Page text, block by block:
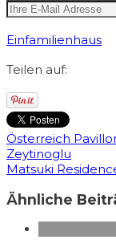
Einfamilienhaus
Teilen auf:
Österreich
Zeytinoglu
Matsuki
Ähnliche